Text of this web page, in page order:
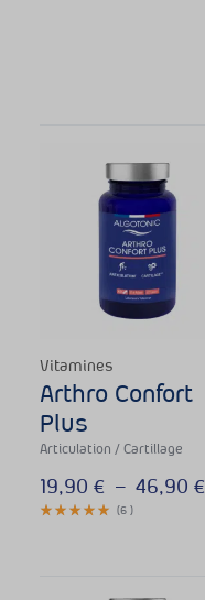
Vitamines
Arthro Confort
Plus
Articulation / Cartillage
19,90 € – 46,90 €
(6 )